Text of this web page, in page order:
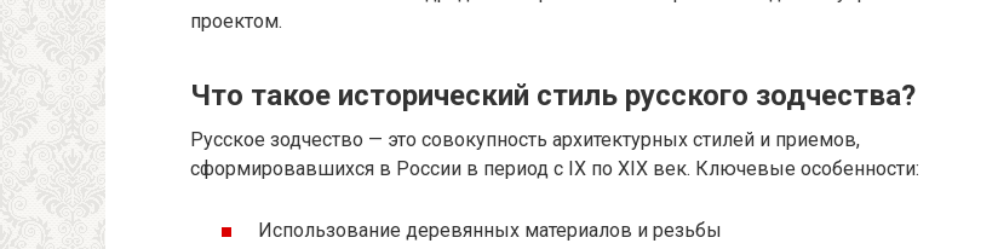
проектом.
Что такое исторический стиль русского зодчества?
Русское зодчество — это совокупность архитектурных стилей и приемов,
сформировавшихся в России в период с IX по XIX век. Ключевые особенности:
Использование деревянных материалов и резьбы